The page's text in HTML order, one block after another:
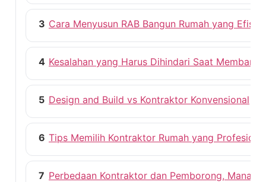
3 Cara Menyusun RAB Bangun Rumah yang Efisien
4 Kesalahan yang Harus Dihindari Saat
5 Design and Build vs Kontraktor Konvensional
6 Tips Memilih Kontraktor Rumah yang
7 Perbedaan Kontraktor dan Pemborong, Mana